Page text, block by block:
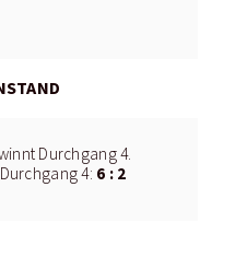
Durchgang 4.
4: 6 : 2